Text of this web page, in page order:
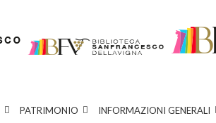
PATRIMONIO INFORMAZIONI GENERALI